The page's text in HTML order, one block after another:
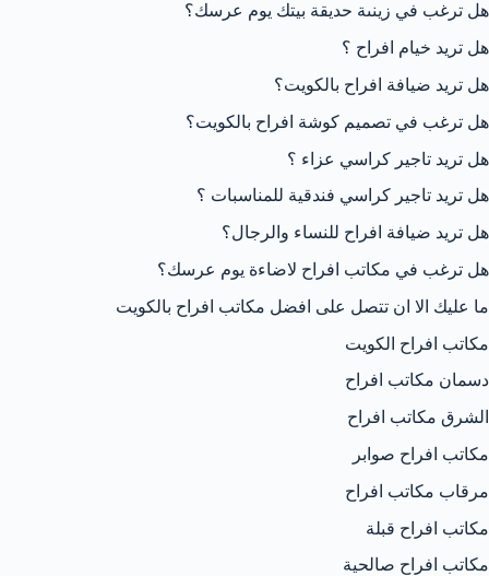
هل ترغب في زينىة حديقة بيتك يوم عرسك؟
هل تريد خيام افراح ؟
هل تريد ضيافة افراح بالكويت؟
هل ترغب في تصميم كوشة افراح بالكويت؟
هل تريد تاجير كراسي عزاء ؟
هل تريد تاجير كراسي فندقية للمناسبات ؟
هل تريد ضيافة افراح للنساء والرجال؟
هل ترغب في مكاتب افراح لاضاءة يوم عرسك؟
ما عليك الا ان تتصل على افضل مكاتب افراح بالكويت
مكاتب افراح الكويت
دسمان مكاتب افراح
الشرق مكاتب افراح
مكاتب افراح صوابر
مرقاب مكاتب افراح
مكاتب افراح قبلة
مكاتب افراح صالحية